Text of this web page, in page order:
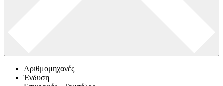
Αριθμομηχανές
Ένδυση